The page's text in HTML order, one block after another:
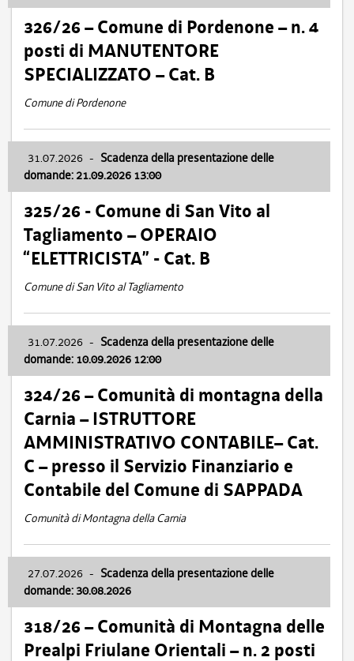
326/26 – Comune di Pordenone – n. 4
posti di MANUTENTORE
SPECIALIZZATO – Cat. B
Comune di Pordenone
31.07.2026 - Scadenza della presentazione delle
domande: 21.09.2026 13:00
325/26 - Comune di San Vito al
Tagliamento – OPERAIO
“ELETTRICISTA” - Cat. B
Comune di San Vito al Tagliamento
31.07.2026 - Scadenza della presentazione delle
domande: 10.09.2026 12:00
324/26 – Comunità di montagna della
Carnia – ISTRUTTORE
AMMINISTRATIVO CONTABILE– Cat.
C – presso il Servizio Finanziario e
Contabile del Comune di SAPPADA
Comunità di Montagna della Carnia
27.07.2026 - Scadenza della presentazione delle
domande: 30.08.2026
318/26 – Comunità di Montagna delle
Prealpi Friulane Orientali – n. 2 posti